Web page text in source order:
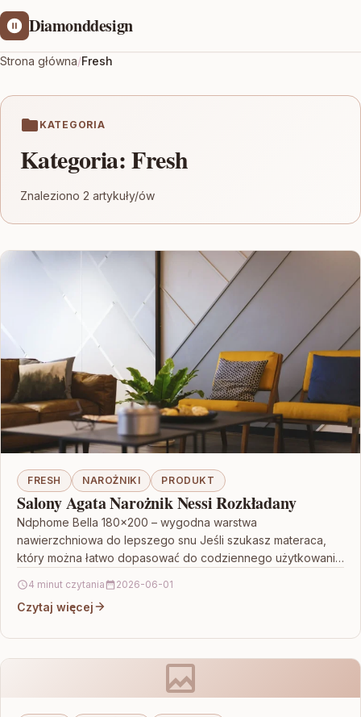
Diamonddesign
Strona główna/Fresh
KATEGORIA
Kategoria:Fresh
Znaleziono 2 artykuły/ów
FRESH NAROŻNIKI PRODUKT
Salony Agata Narożnik Nessi Rozkładany
Ndphome Bella 180×200 – wygodna warstwa
nawierzchniowa do lepszego snu Jeśli szukasz materaca,
który można łatwo dopasować do codziennego użytkowania
4 minut czytania 2026-06-01
Czytaj więcej